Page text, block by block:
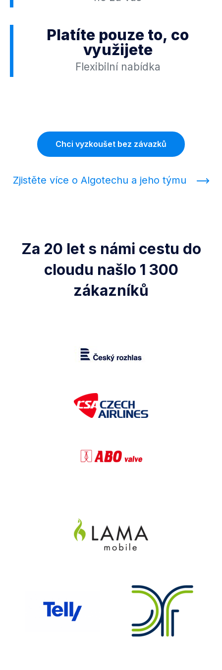
Platíte pouze to, co
využijete
Flexibilní nabídka
Chci vyzkoušet bez závazků
Zjistěte více o Algotechu a jeho týmu
Za 20 let s námi cestu do
cloudu našlo 1 300
zákazníků